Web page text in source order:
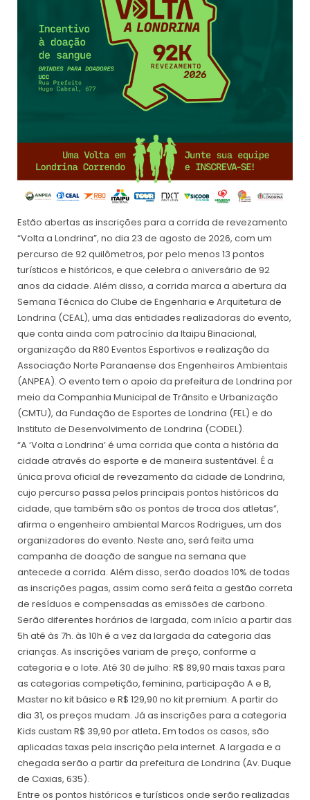
Estão abertas as inscrições para a corrida de revezamento
“Volta a Londrina”, no dia 23 de agosto de 2026, com um
percurso de 92 quilômetros, por pelo menos 13 pontos
turísticos e históricos, e que celebra o aniversário de 92
anos da cidade. Além disso, a corrida marca a abertura da
Semana Técnica do Clube de Engenharia e Arquitetura de
Londrina (CEAL), uma das entidades realizadoras do evento,
que conta ainda com patrocínio da Itaipu Binacional,
organização da R80 Eventos Esportivos e realização da
Associação Norte Paranaense dos Engenheiros Ambientais
(ANPEA). O evento tem o apoio da prefeitura de Londrina por
meio da Companhia Municipal de Trânsito e Urbanização
(CMTU), da Fundação de Esportes de Londrina (FEL) e do
Instituto de Desenvolvimento de Londrina (CODEL).
“A ‘Volta a Londrina’ é uma corrida que conta a história da
cidade através do esporte e de maneira sustentável. É a
única prova oficial de revezamento da cidade de Londrina,
cujo percurso passa pelos principais pontos históricos da
cidade, que também são os pontos de troca dos atletas”,
afirma o engenheiro ambiental Marcos Rodrigues, um dos
organizadores do evento. Neste ano, será feita uma
campanha de doação de sangue na semana que
antecede a corrida. Além disso, serão doados 10% de todas
as inscrições pagas, assim como será feita a gestão correta
de resíduos e compensadas as emissões de carbono.
Serão diferentes horários de largada, com início a partir das
5h até às 7h. às 10h é a vez da largada da categoria das
crianças. As inscrições variam de preço, conforme a
categoria e o lote. Até 30 de julho: R$ 89,90 mais taxas para
as categorias competição, feminina, participação A e B,
Master no kit básico e R$ 129,90 no kit premium. A partir do
dia 31, os preços mudam. Já as inscrições para a categoria
Kids custam R$ 39,90 por atleta. Em todos os casos, são
aplicadas taxas pela inscrição pela internet. A largada e a
chegada serão a partir da prefeitura de Londrina (Av. Duque
de Caxias, 635).
Entre os pontos históricos e turísticos onde serão realizadas